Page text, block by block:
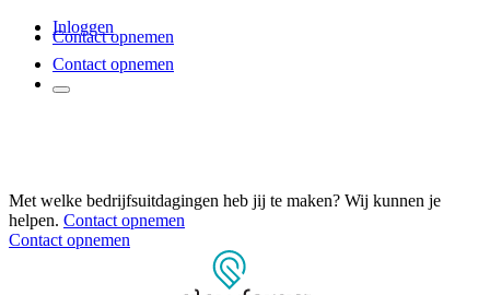
Inloggen
Contact opnemen
Contact opnemen
Met welke bedrijfsuitdagingen heb jij te maken? Wij kunnen je
helpen. Contact opnemen
Contact opnemen